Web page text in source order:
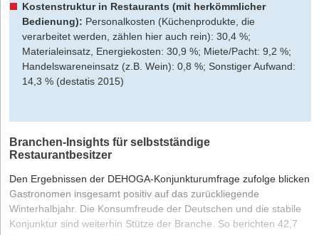
Kostenstruktur in Restaurants (mit herkömmlicher
Bedienung): Personalkosten (Küchenprodukte, die
verarbeitet werden, zählen hier auch rein): 30,4 %;
Materialeinsatz, Energiekosten: 30,9 %; Miete/Pacht: 9,2 %;
Handelswareneinsatz (z.B. Wein): 0,8 %; Sonstiger Aufwand:
14,3 % (destatis 2015)
Branchen-Insights für selbstständige
Restaurantbesitzer
Den Ergebnissen der DEHOGA-Konjunkturumfrage zufolge blicken
Gastronomen insgesamt positiv auf das zurückliegende
Winterhalbjahr. Die Konsumfreude der Deutschen und die stabile
Konjunktur sind weiterhin Stütze der Branche. So berichten 42,7